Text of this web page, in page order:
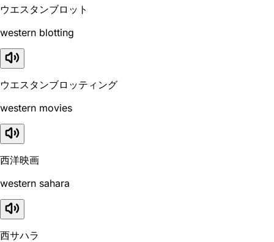
ウエスタンブロット
western blotting
ウエスタンブロッティング
western movies
西洋映画
western sahara
西サハラ